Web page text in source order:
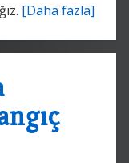
[Daha fazla]